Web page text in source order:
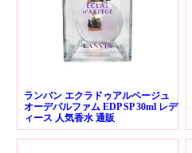
ランバン エクラドゥアルページュ
オーデパルファム EDP SP 30ml レデ
ィース 人気香水 通販